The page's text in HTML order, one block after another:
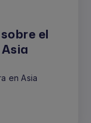
el
en Asia